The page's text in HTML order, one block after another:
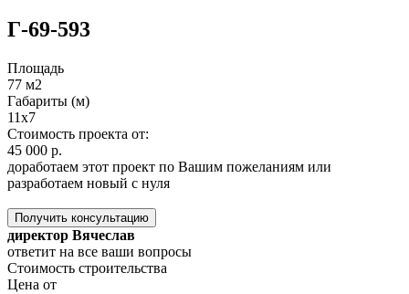
Г-69-593
Площадь
77 м2
Габариты (м)
11х7
Стоимость проекта от:
45 000 р.
доработаем этот проект по Вашим пожеланиям или
разработаем новый с нуля
Получить консультацию
директор Вячеслав
ответит на все ваши вопросы
Стоимость строительства
Цена от